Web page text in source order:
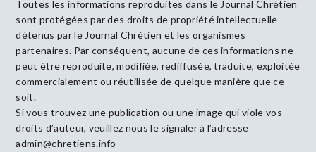
Toutes les informations reproduites dans le Journal Chrétien
sont protégées par des droits de propriété intellectuelle
détenus par le Journal Chrétien et les organismes
partenaires. Par conséquent, aucune de ces informations ne
peut être reproduite, modifiée, rediffusée, traduite, exploitée
commercialement ou réutilisée de quelque manière que ce
soit.
Si vous trouvez une publication ou une image qui viole vos
droits d’auteur, veuillez nous le signaler à l’adresse
admin@chretiens.info